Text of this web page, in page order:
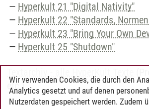
Hyperkult 21 "Digital Nativity"
Hyperkult 22 "Standards,
Hyperkult 23 "Bring Your Own
Hyperkult 25 "Shutdown"
etc.)
Wir verwenden Cookies, die durch den
Analytics gesetzt und auf denen
Nutzerdaten gespeichert werden. Zudem